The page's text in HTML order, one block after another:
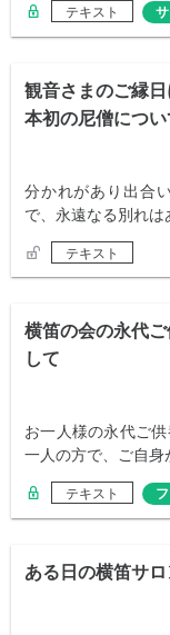
テキスト
観音さまのご縁日
本初の尼僧につい
分かれがあり出合
で、永遠なる別れは
テキスト
横笛の会の永代
して
お一人様の永代ご
一人の方で、ご自身
テキスト
ある日の横笛サロ